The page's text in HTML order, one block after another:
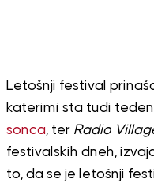
Letošnji festival
katerimi sta tudi
sonca, ter Radio
festivalskih dneh,
to, da se je letošnji